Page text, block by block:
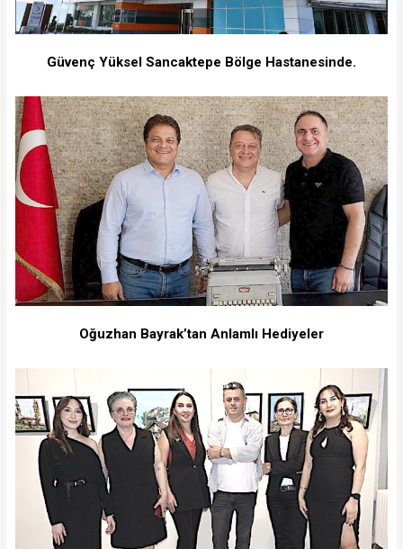
Güvenç Yüksel Sancaktepe Bölge Hastanesinde.
Oğuzhan Bayrak’tan Anlamlı Hediyeler